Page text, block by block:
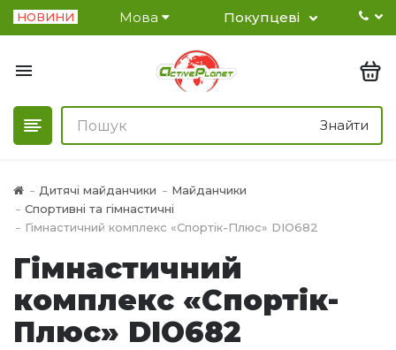
НОВИНИ Мова Покупцеві
Знайти
Дитячі майданчики
Майданчики
Спортивні та гімнастичні
Гімнастичний комплекс «Спортік-Плюс» DIO682
Гімнастичний
комплекс «Спортік-
Плюс» DIO682